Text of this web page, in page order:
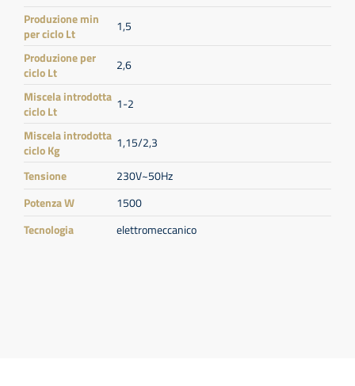
Produzione min
per ciclo Lt
1,5
Produzione per
ciclo Lt
2,6
Miscela introdotta
ciclo Lt
1-2
Miscela introdotta
ciclo Kg
1,15/2,3
Tensione
230V~50Hz
Potenza W
1500
Tecnologia
elettromeccanico